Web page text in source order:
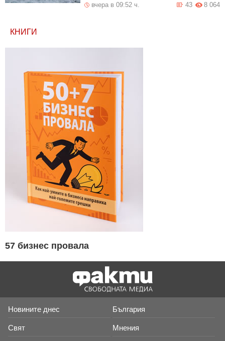
вчера в 09:52 ч. 8 064
43
КНИГИ
57 бизнес провала
Новините днес България
Свят Мнения